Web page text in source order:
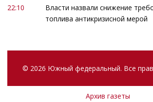
22:10
Власти назвали снижение
топлива антикризисной мерой
© 2026 Южный федеральный. Все
Архив газеты